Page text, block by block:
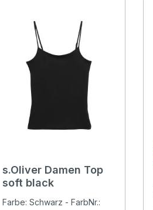
s.Oliver Damen Top
soft black
Farbe: Schwarz - FarbNr.: